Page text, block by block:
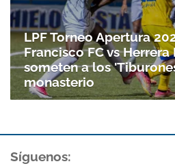
LPF Torneo Apertura
Francisco FC vs Herrera
someten a los
monasterio
Síguenos: